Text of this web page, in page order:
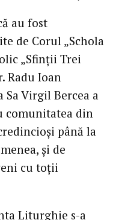
au fost
de Corul „Schola
„Sfinții Trei
Radu Ioan
Virgil Bercea a
comunitatea din
până la
și de
cu toții
Liturghie s-a